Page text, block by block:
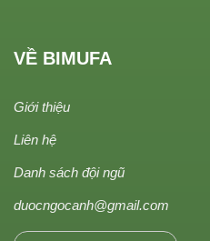
VỀ BIMUFA
Giới thiệu
Liên hệ
Danh sách đội ngũ
duocngocanh@gmail.com